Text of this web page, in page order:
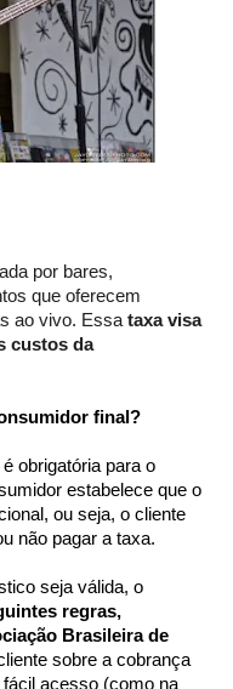
por bares,
que oferecem
ao vivo. Essa taxa visa
custos da
final?
obrigatória para o
estabelece que o
ou seja, o cliente
não pagar a taxa.
seja válida, o
regras,
Brasileira de
sobre a cobrança
acesso (como na